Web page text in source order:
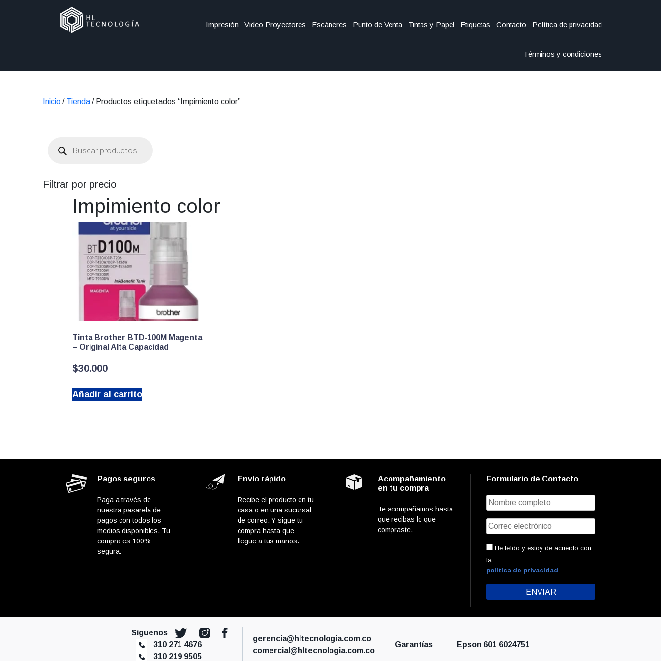
Impresión Video Proyectores Escáneres Punto de Venta Tintas y Papel Etiquetas Contacto Política de privacidad
Términos y condiciones
Inicio / Tienda / Productos etiquetados “Impimiento color”
productos
Filtrar por precio
Impimiento color
Tinta Brother BTD‑100M Magenta
– Original Alta Capacidad
$30.000
Añadir al carrito
Pagos seguros
Paga a través de
nuestra pasarela de
pagos con todos los
medios disponibles. Tu
compra es 100%
segura.
Envío rápido
Recibe el producto en tu
casa o en una sucursal
de correo. Y sigue tu
compra hasta que
llegue a tus manos.
Acompañamiento
en tu compra
Te acompañamos hasta
que recibas lo que
compraste.
Formulario de Contacto
He leído y estoy de acuerdo con
la
política de privacidad
Síguenos
310 271 4676
310 219 9505
gerencia@hltecnologia.com.co
comercial@hltecnologia.com.co
Garantías Epson 601 6024751